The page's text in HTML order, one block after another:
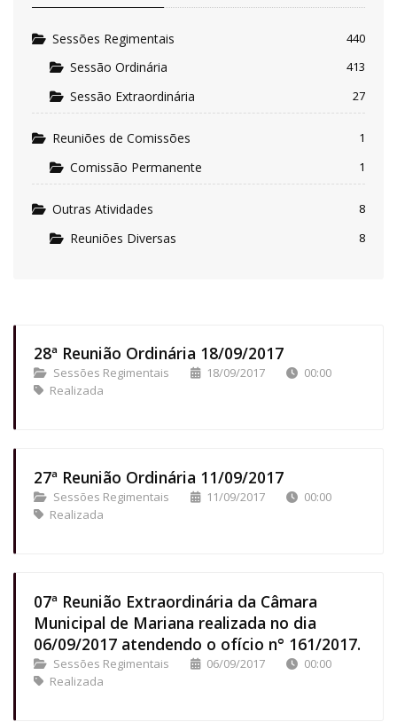
28ª Reunião Ordinária 18/09/2017
Sessões Regimentais 18/09/2017
00:00
Realizada
27ª Reunião Ordinária 11/09/2017
Sessões Regimentais 11/09/2017
00:00
Realizada
07ª Reunião Extraordinária da Câmara
Municipal de Mariana realizada no dia
06/09/2017 atendendo o ofício n° 161/2017.
Sessões Regimentais 06/09/2017
00:00
Realizada
Sessões Regimentais 440
Sessão Ordinária 413
Sessão Extraordinária 27
Reuniões de Comissões 1
Comissão Permanente 1
Outras Atividades 8
Reuniões Diversas 8